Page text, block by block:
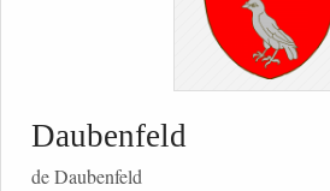
Daubenfeld
de Daubenfeld